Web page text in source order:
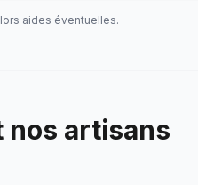
aides éventuelles.
nos artisans